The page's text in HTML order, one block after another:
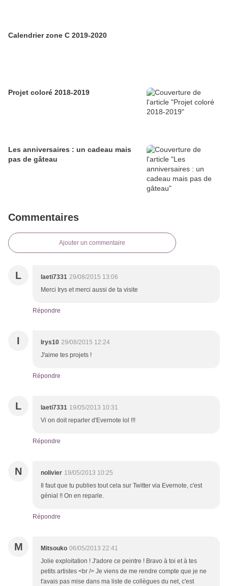
Calendrier zone C 2019-2020
Projet coloré 2018-2019
Les anniversaires : un cadeau mais
pas de gâteau
Commentaires
Ajouter un commentaire
L laeti7331 29/08/2015 13:06
Merci Irys et merci aussi de ta visite
Répondre
I Irys10 29/08/2015 12:24
J'aime tes projets !
Répondre
L laeti7331 19/05/2013 10:31
Vi on doit reparler d'Evernote lol !!!
Répondre
N nolivier 19/05/2013 10:25
Il faut que tu publies tout cela sur Twitter via Evernote, c'est
génial !! On en reparle.
Répondre
M Mitsouko 06/05/2013 22:41
Jolie exploitation ! J'adore ce peintre ! Bravo à toi et à tes
petits artistes <br /> Je viens de me rendre compte que je ne
t'avais pas mise dans ma liste de collègues du net, c'est